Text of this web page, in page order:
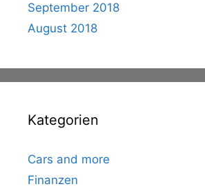
September 2018
August 2018
Kategorien
Cars and more
Finanzen